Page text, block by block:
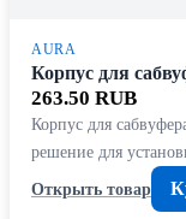
AURA
Корпус для
263.50 RUB
Корпус для
решение для
Открыть товар